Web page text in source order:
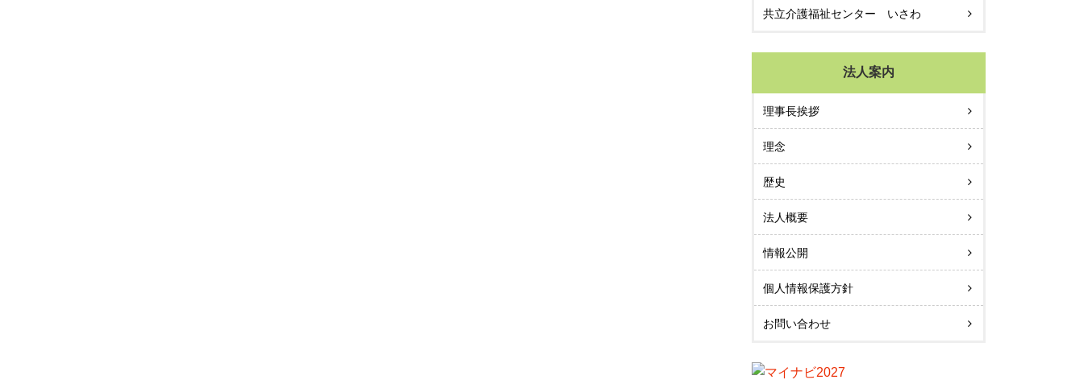
共立介護福祉センター いさわ
法人案内
理事長挨拶
理念
歴史
法人概要
情報公開
個人情報保護方針
お問い合わせ